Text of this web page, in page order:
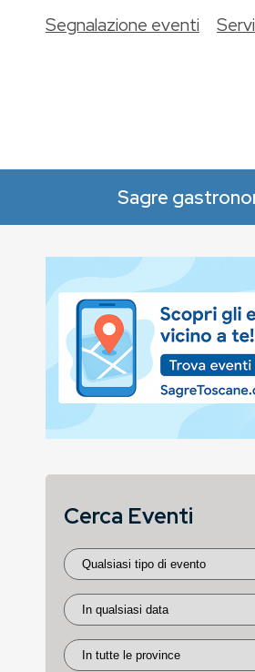
Sagre
Segnalazione eventi
Cerca Eventi